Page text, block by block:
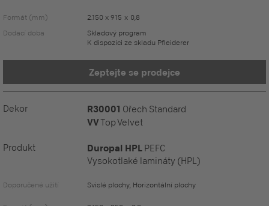
Formát (mm)
2.150 x 915 x 0,8
Dodací doba
Skladový program
K dispozici ze skladu Pfleiderer
Zeptejte se prodejce
Dekor R30001 Ořech Standard
VVTop Velvet
Produkt Duropal HPL PEFC
Vysokotlaké lamináty (HPL)
Doporučené užití Svislé plochy, Horizontální plochy